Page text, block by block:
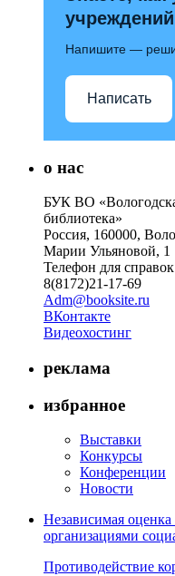
Напишите —
Написать
о нас
БУК ВО
библиотека»
Россия, 160000,
Марии Ульяновой, 1
Телефон для
8(8172)21-17-69
Adm@booksite.ru
ВКонтакте
Видеохостинг
реклама
избранное
Выставки
Конкурсы
Конференции
Новости
Независимая оценка
организациями
Противодействие